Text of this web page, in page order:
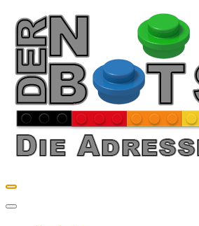
Skip
content